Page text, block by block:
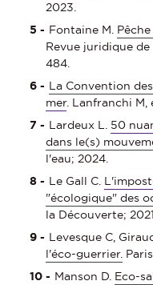
2023.
Fontaine M.
Revue juridique
484.
La Convention
mer. Lanfranchi M,
Lardeux L. 50
dans le(s)
l'eau; 2024.
Le Gall C.
"écologique" des
la Découverte;
Levesque C,
l'éco-guerrier.
Manson D. Eco-